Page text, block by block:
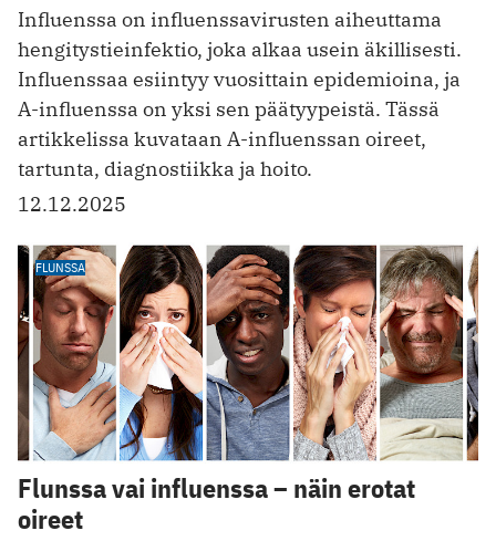
Influenssa on influenssavirusten aiheuttama
hengitystieinfektio, joka alkaa usein äkillisesti.
Influenssaa esiintyy vuosittain epidemioina, ja
A-influenssa on yksi sen päätyypeistä. Tässä
artikkelissa kuvataan A-influenssan oireet,
tartunta, diagnostiikka ja hoito.
12.12.2025
FLUNSSA
Flunssa vai influenssa – näin erotat
oireet